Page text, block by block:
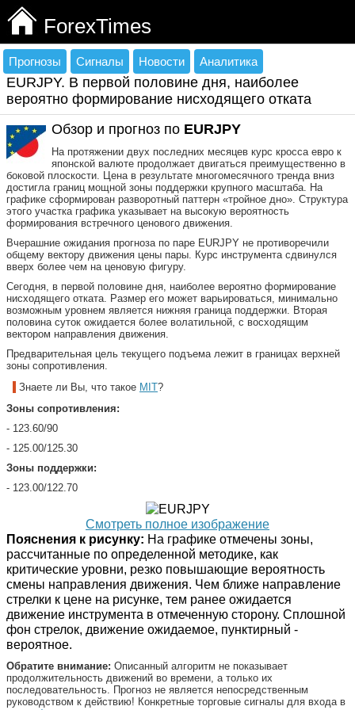
ForexTimes
Прогнозы Сигналы Новости Аналитика
EURJPY. В первой половине дня, наиболее
вероятно формирование нисходящего отката
Обзор и прогноз по EURJPY
На протяжении двух последних месяцев курс кросса евро к
японской валюте продолжает двигаться преимущественно в
боковой плоскости. Цена в результате многомесячного тренда вниз
достигла границ мощной зоны поддержки крупного масштаба. На
графике сформирован разворотный паттерн «тройное дно». Структура
этого участка графика указывает на высокую вероятность
формирования встречного ценового движения.
Вчерашние ожидания прогноза по паре EURJPY не противоречили
общему вектору движения цены пары. Курс инструмента сдвинулся
вверх более чем на ценовую фигуру.
Сегодня, в первой половине дня, наиболее вероятно формирование
нисходящего отката. Размер его может варьироваться, минимально
возможным уровнем является нижняя граница поддержки. Вторая
половина суток ожидается более волатильной, с восходящим
вектором направления движения.
Предварительная цель текущего подъема лежит в границах верхней
зоны сопротивления.
Знаете ли Вы, что такое MIT?
Зоны сопротивления:
- 123.60/90
- 125.00/125.30
Зоны поддержки:
- 123.00/122.70
Смотреть полное изображение
Пояснения к рисунку: На графике отмечены зоны,
рассчитанные по определенной методике, как
критические уровни, резко повышающие вероятность
смены направления движения. Чем ближе направление
стрелки к цене на рисунке, тем ранее ожидается
движение инструмента в отмеченную сторону. Сплошной
фон стрелок, движение ожидаемое, пунктирный -
вероятное.
Обратите внимание: Описанный алгоритм не показывает
продолжительность движений во времени, а только их
последовательность. Прогноз не является непосредственным
руководством к действию! Конкретные торговые сигналы для входа в